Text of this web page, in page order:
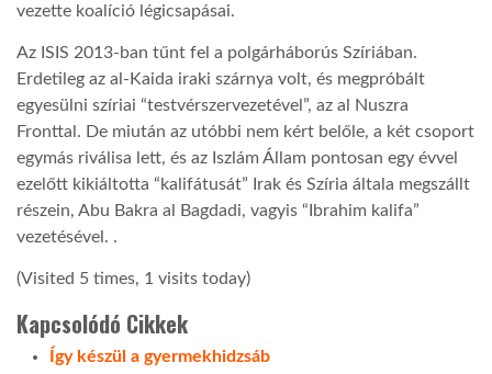
vezette koalíció légicsapásai.
Az ISIS 2013-ban tűnt fel a polgárháborús Szíriában.
Erdetileg az al-Kaida iraki szárnya volt, és megpróbált
egyesülni szíriai “testvérszervezetével”, az al Nuszra
Fronttal. De miután az utóbbi nem kért belőle, a két csoport
egymás riválisa lett, és az Iszlám Állam pontosan egy évvel
ezelőtt kikiáltotta “kalifátusát” Irak és Szíria általa megszállt
részein, Abu Bakra al Bagdadi, vagyis “Ibrahim kalifa”
vezetésével. .
(Visited 5 times, 1 visits today)
Kapcsolódó Cikkek
Így készül a gyermekhidzsáb